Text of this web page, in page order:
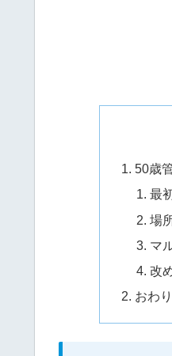
50歳
最
場
マ
改
おわ